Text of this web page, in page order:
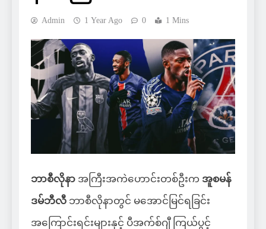
Admin 1 Year Ago 0 1 Mins
ဘာစီလိုနာ အကြီးအကဲဟောင်းတစ်ဦးက အူစမန်
ဒမ်ဘီလီ ဘာစီလိုနာတွင် မအောင်မြင်ရခြင်း
အကြောင်းရင်းများနှင့် ပီအက်စ်ဂျီ ကြယ်ပွင့်